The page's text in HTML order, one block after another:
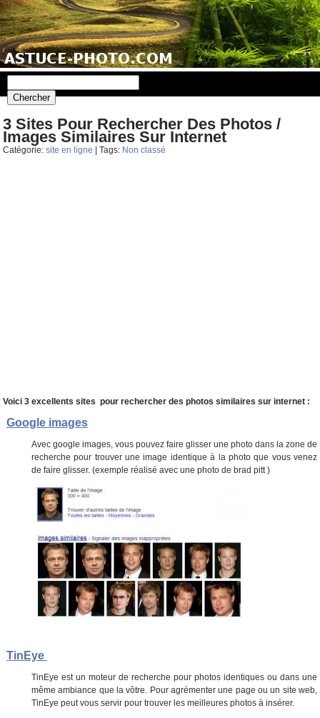
3 Sites Pour Rechercher Des Photos /
Images Similaires Sur Internet
Catégorie: site en ligne | Tags: Non classé
Voici 3 excellents sites pour rechercher des photos similaires sur internet :
Google images
Avec google images, vous pouvez faire glisser une photo dans la zone de
recherche pour trouver une image identique à la photo que vous venez
de faire glisser. (exemple réalisé avec une photo de brad pitt )
TinEye
TinEye est un moteur de recherche pour photos identiques ou dans une
même ambiance que la vôtre. Pour agrémenter une page ou un site web,
TinEye peut vous servir pour trouver les meilleures photos à insérer.